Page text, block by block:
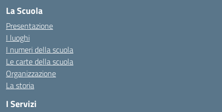
La Scuola
Presentazione
I luoghi
I numeri della scuola
Le carte della scuola
Organizzazione
La storia
I Servizi